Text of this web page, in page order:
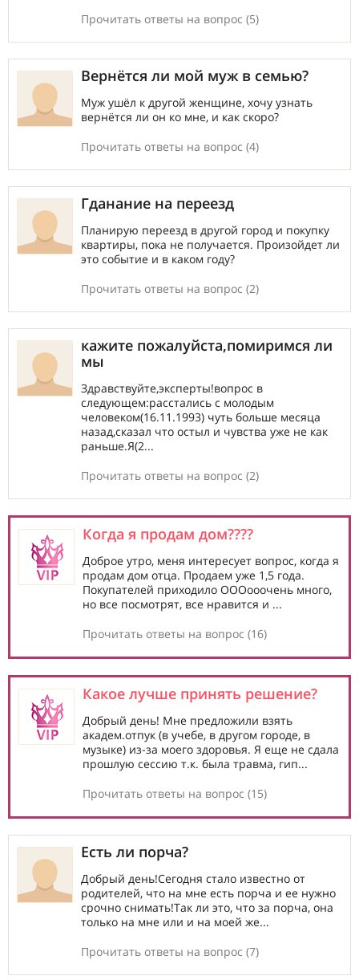
Прочитать ответы на вопрос (5)
Вернётся ли мой муж в семью?
Муж ушёл к другой женщине, хочу узнать
вернётся ли он ко мне, и как скоро?
Прочитать ответы на вопрос (4)
Гданание на переезд
Планирую переезд в другой город и покупку
квартиры, пока не получается. Произойдет ли
это событие и в каком году?
Прочитать ответы на вопрос (2)
кажите пожалуйста,помиримся ли
мы
Здравствуйте,эксперты!вопрос в
следующем:расстались с молодым
человеком(16.11.1993) чуть больше месяца
назад,сказал что остыл и чувства уже не как
раньше.Я(2...
Прочитать ответы на вопрос (2)
Когда я продам дом????
Доброе утро, меня интересует вопрос, когда я
продам дом отца. Продаем уже 1,5 года.
Покупателей приходило ОООооочень много,
но все посмотрят, все нравится и ...
Прочитать ответы на вопрос (16)
Какое лучше принять решение?
Добрый день! Мне предложили взять
академ.отпук (в учебе, в другом городе, в
музыке) из-за моего здоровья. Я еще не сдала
прошлую сессию т.к. была травма, гип...
Прочитать ответы на вопрос (15)
Есть ли порча?
Добрый день!Сегодня стало известно от
родителей, что на мне есть порча и ее нужно
срочно снимать!Так ли это, что за порча, она
только на мне или и на моей же...
Прочитать ответы на вопрос (7)